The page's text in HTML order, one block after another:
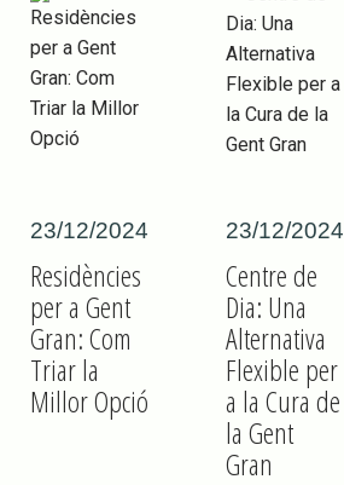
Residències
per a Gent
Gran: Com
Triar la
Millor Opció
23/12/2024
Centre de
Dia: Una
Alternativa
Flexible per
a la Cura de
la Gent
Gran
23/12/2024